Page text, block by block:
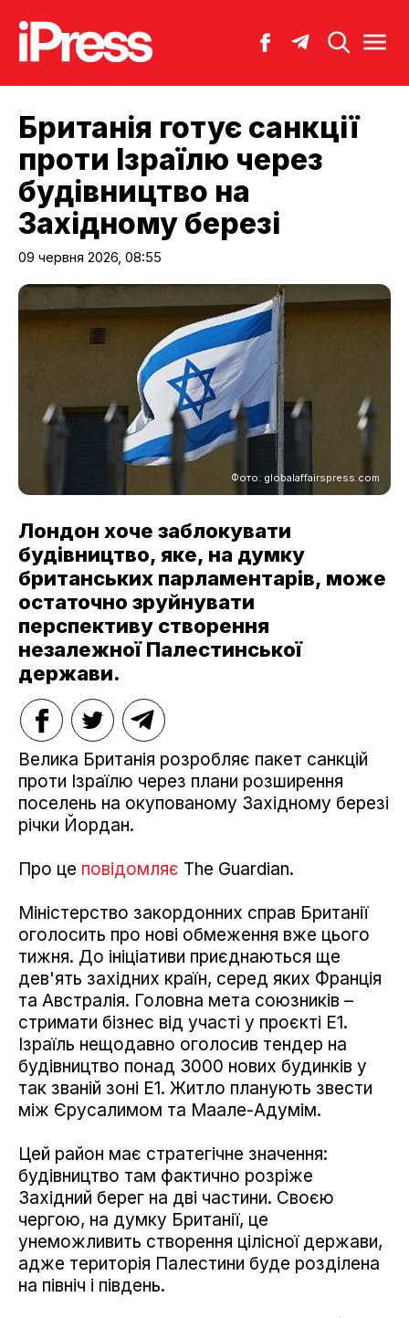
Британія готує санкції
проти Ізраїлю через
будівництво на
Західному березі
09 червня 2026, 08:55
Фото: globalaffairspress.com
Лондон хоче заблокувати
будівництво, яке, на думку
британських парламентарів, може
остаточно зруйнувати
перспективу створення
незалежної Палестинської
держави.
Велика Британія розробляє пакет санкцій
проти Ізраїлю через плани розширення
поселень на окупованому Західному березі
річки Йордан.
Про це повідомляє The Guardian.
Міністерство закордонних справ Британії
оголосить про нові обмеження вже цього
тижня. До ініціативи приєднаються ще
дев'ять західних країн, серед яких Франція
та Австралія. Головна мета союзників –
стримати бізнес від участі у проєкті E1.
Ізраїль нещодавно оголосив тендер на
будівництво понад 3000 нових будинків у
так званій зоні E1. Житло планують звести
між Єрусалимом та Маале-Адумім.
Цей район має стратегічне значення:
будівництво там фактично розріже
Західний берег на дві частини. Своєю
чергою, на думку Британії, це
унеможливить створення цілісної держави,
адже територія Палестини буде розділена
на північ і південь.